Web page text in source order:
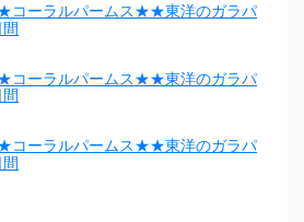
コーラルパームス★★東洋のガラパ
コーラルパームス★★東洋のガラパ
コーラルパームス★★東洋のガラパ